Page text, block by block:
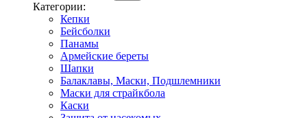
Категории:
Кепки
Бейсболки
Панамы
Армейские береты
Шапки
Балаклавы, Маски, Подшлемники
Маски для страйкбола
Каски